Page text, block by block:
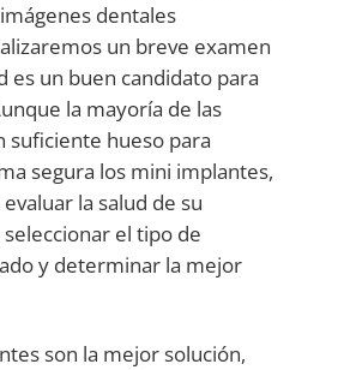
dentales
un breve examen
es un buen candidato para
la mayoría de las
suficiente hueso para
segura los mini implantes,
la salud de su
el tipo de
y determinar la mejor
son la mejor solución,